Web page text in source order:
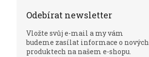
Odebírat newsletter
Vložte svůj e-mail a my vám
budeme zasílat informace o nových
produktech na našem e-shopu.